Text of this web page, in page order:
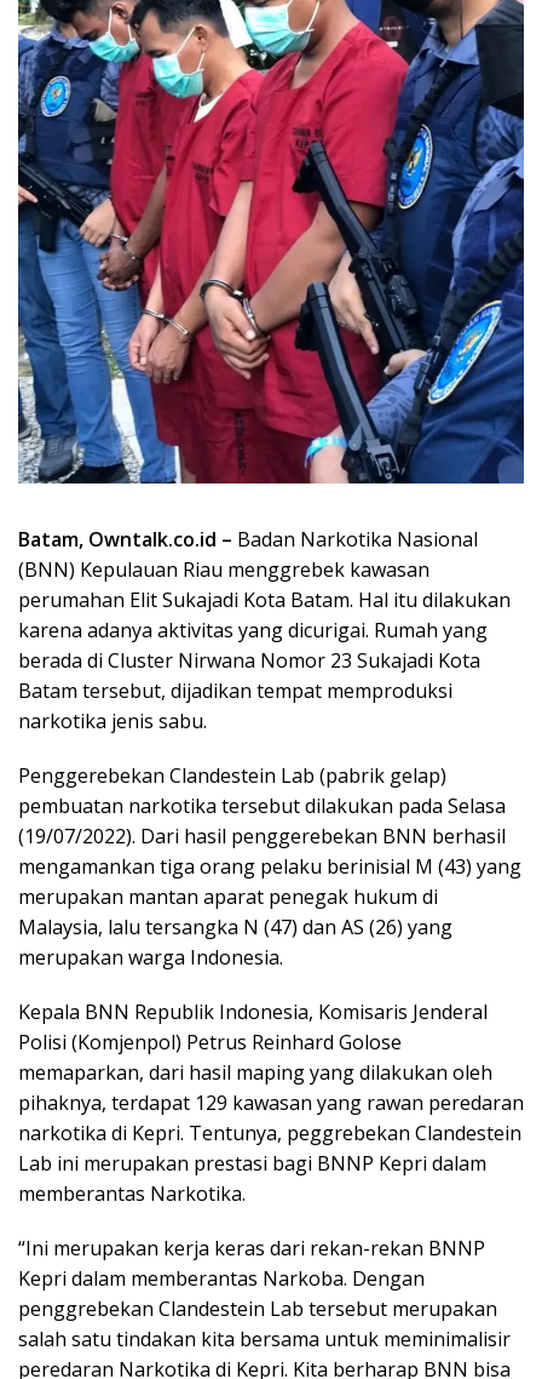
Batam, Owntalk.co.id – Badan Narkotika Nasional
(BNN) Kepulauan Riau menggrebek kawasan
perumahan Elit Sukajadi Kota Batam. Hal itu dilakukan
karena adanya aktivitas yang dicurigai. Rumah yang
berada di Cluster Nirwana Nomor 23 Sukajadi Kota
Batam tersebut, dijadikan tempat memproduksi
narkotika jenis sabu.
Penggerebekan Clandestein Lab (pabrik gelap)
pembuatan narkotika tersebut dilakukan pada Selasa
(19/07/2022). Dari hasil penggerebekan BNN berhasil
mengamankan tiga orang pelaku berinisial M (43) yang
merupakan mantan aparat penegak hukum di
Malaysia, lalu tersangka N (47) dan AS (26) yang
merupakan warga Indonesia.
Kepala BNN Republik Indonesia, Komisaris Jenderal
Polisi (Komjenpol) Petrus Reinhard Golose
memaparkan, dari hasil maping yang dilakukan oleh
pihaknya, terdapat 129 kawasan yang rawan peredaran
narkotika di Kepri. Tentunya, peggrebekan Clandestein
Lab ini merupakan prestasi bagi BNNP Kepri dalam
memberantas Narkotika.
“Ini merupakan kerja keras dari rekan-rekan BNNP
Kepri dalam memberantas Narkoba. Dengan
penggrebekan Clandestein Lab tersebut merupakan
salah satu tindakan kita bersama untuk meminimalisir
peredaran Narkotika di Kepri. Kita berharap BNN bisa